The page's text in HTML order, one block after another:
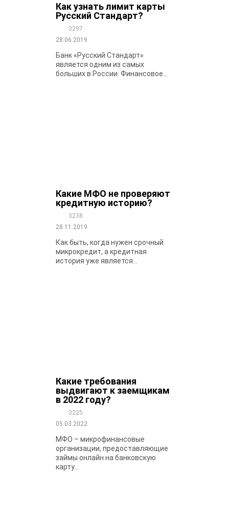
Как узнать лимит карты
Русский Стандарт?
3297
28.06.2019
Банк «Русский Стандарт»
является одним из самых
больших в России. Финансовое...
Какие МФО не проверяют
кредитную историю?
3238
28.11.2019
Как быть, когда нужен срочный
микрокредит, а кредитная
история уже является...
Какие требования
выдвигают к заемщикам
в 2022 году?
3225
05.03.2022
МФО – микрофинансовые
организации, предоставляющие
займы онлайн на банковскую
карту...